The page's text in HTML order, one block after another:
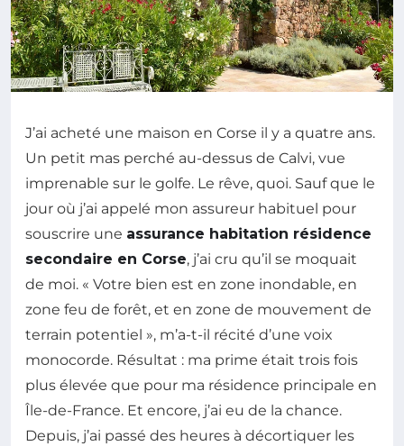
J’ai acheté une maison en Corse il y a quatre ans.
Un petit mas perché au-dessus de Calvi, vue
imprenable sur le golfe. Le rêve, quoi. Sauf que le
jour où j’ai appelé mon assureur habituel pour
souscrire une assurance habitation résidence
secondaire en Corse, j’ai cru qu’il se moquait
de moi. « Votre bien est en zone inondable, en
zone feu de forêt, et en zone de mouvement de
terrain potentiel », m’a-t-il récité d’une voix
monocorde. Résultat : ma prime était trois fois
plus élevée que pour ma résidence principale en
Île-de-France. Et encore, j’ai eu de la chance.
Depuis, j’ai passé des heures à décortiquer les